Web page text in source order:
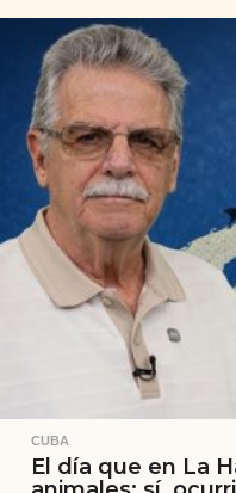
CUBA
El día que en La